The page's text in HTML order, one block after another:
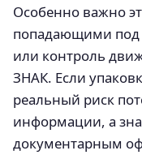
Особенно важно
попадающими под
или контроль
ЗНАК. Если
реальный риск
информации, а
документарным